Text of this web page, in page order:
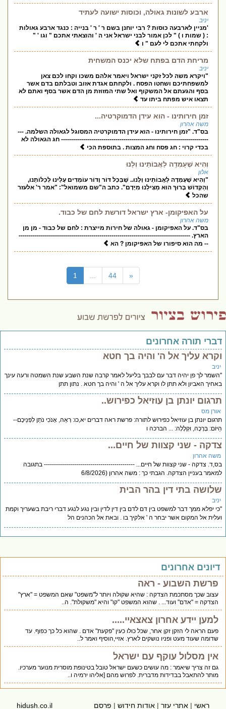
ארבע לשונות גאולה, וכוסות ישועה לעתיד
יניב
'מניין לארבעה כוסות ? רבי יוחנן בשם ר ' ר ' בנייה : כנגד ארבע גאולות
: ( שמות ו ) " לכן אמור לבני ישראל אני ה ' והוצאתי אתכם " וגו ' "
ולקחתי אתכם לי לעם " ו
מריחת הדם בפתח שלא יכנס המשחית
יניב
"ויקרא משה לכל זקני ישראל ויאמר אלהם משכו וקחו לכם צאן
למשפחתיכם ושחטו הפסח . ולקחתם אגדת אזוב וטבלתם בדם אשר
בסף והגעתם אל המשקוף ואל שתי המזוזת מן הדם אשר בסף ואתם לא
תצאו איש מפתח ביתו עד
זמן חירותינו - הוא עידן הדמוקרטיה...
משה אהרון
בס"ד. "זמן חירותינו - הוא עידן הדמוקרטיה המסוגל לגאולה השלמה. ---
------------------------------------------------------------------------- חג הגאולה לא
בכדי קרוי : חג פסח וחג המצות . בתוספת הכי
וְהִיא שֶׁעָמְדָה לַאֲבוֹתֵינוּ וְלָנוּ
אלון
"וְהִיא שֶׁעָמְדָה לַאֲבוֹתֵינוּ וְלָנוּ.. שֶׁבְּכָל דּוֹר וָדוֹר עוֹמְדִים עָלֵינוּ לְכַלּוֹתֵנוּ,
וְהַקָּדוֹשׁ בָּרוּךְ הוּא מַצִּילֵנוּ מִיָּדָם". כתב ה"שם משמואל": "אמר ר' אלעזר
שהכל
על האפיקומן- ארץ ישראל דורשת לחם של כבוד.
משה אהרון
בס"ד. על האפיקומן - גאולה של חירות מייצרת : לחם של כבוד - מן מן
הארץ. -------------------------------------------------------------------------------------
-- מה הוא סיפורו של האפיקומן ? הא
1 44 «
דברי תורה אחרונים
וקרא עליך אל ה' והיה בך חטא
יניב
"השמר לך פן יהיה דבר עם לבבך בליעל לאמר קרבה שנת השבע שנת השמטה ורעה עינך
באחיך האביון ולא תתן לו וקרא עליך אל ה ' והיה בך חטא . נתון תתן
תרגום יונתן בן עוזיאל כפירוש..
אורן מס
תרגום יונתן בן עוזיאל כפירוש לתורה: פרשת ראה דברים יא,כו: רְאֵה, אָנֹכִי נֹתֵן לִפְנֵיכֶם--
הַיּוֹם: בְּרָכָה, וּקְלָלָה: ... הברכה ו
צדקה - שני קצוות של חיים...
משה אהרון
בס,ד. צדקה - שני קצוות של חיים... --------------------------------------------- בתגובה
למאמר בעניין הצדקה. הגבתי כך : משה אהרון (6/8/2026
שלושה בתי דין בהר הבית
יניב
"כי יפלא ממך דבר למשפט בין דם לדם בין דין לדין ובין נגע לנגע דברי ריבת בשעריך וקמת
ועלית אל המקום אשר יבחר ה ' אלקיך בו . ובאת אל הכהנים הל
דיונים אחרונים
פרשת השבוע - ראה
עצוב שכך מסתכמת הצדקה : שהיא שקולה ויותר ל"משפט" שאם המשפט = "ארץ"
הצדקה = "אדם" ועוד... . שהוא המשפט "קו" והיא "משקולת". ה..
למען יידע אחרון צאצאיי.....
פעם הראה לי הזקן זקן אחר, שכל כולו כעין "פקעת" אדם . שהוא כל כך כפוף. עד
שדומה שעוד מעט ופניו נושקים לארץ. אזיי,הוסיף ואמר ל..
אין מסלול עוקף עם ישראל
גם זה צריך שיאמר : מה עושים כשעם ישראל טובל בטינופת מוסרית מנוער מערכיו.
מותר להתאבל בבדידות מדברית. לפרוש מהם [אליהו ירמיה ו..
ראשי | אתרי עזר | אודות חידוש | פרסם hidush.co.il